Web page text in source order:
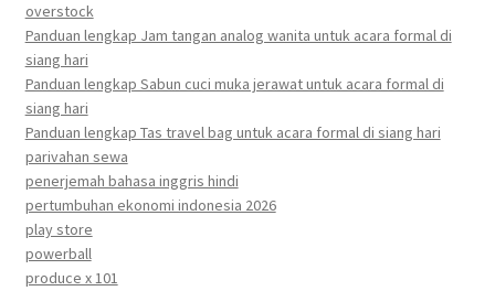
overstock
Panduan lengkap Jam tangan analog wanita untuk acara formal di
siang hari
Panduan lengkap Sabun cuci muka jerawat untuk acara formal di
siang hari
Panduan lengkap Tas travel bag untuk acara formal di siang hari
parivahan sewa
penerjemah bahasa inggris hindi
pertumbuhan ekonomi indonesia 2026
play store
powerball
produce x 101